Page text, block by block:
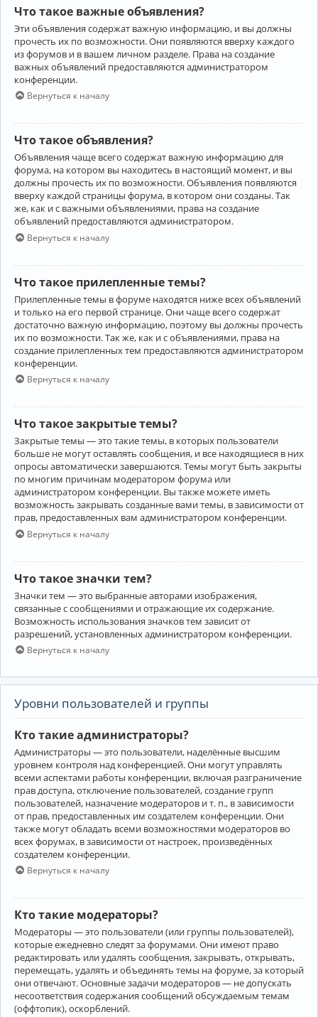
Что такое важные объявления?
Эти объявления содержат важную информацию, и вы должны
прочесть их по возможности. Они появляются вверху каждого
из форумов и в вашем личном разделе. Права на создание
важных объявлений предоставляются администратором
конференции.
Вернуться к началу
Что такое объявления?
Объявления чаще всего содержат важную информацию для
форума, на котором вы находитесь в настоящий момент, и вы
должны прочесть их по возможности. Объявления появляются
вверху каждой страницы форума, в котором они созданы. Так
же, как и с важными объявлениями, права на создание
объявлений предоставляются администратором.
Вернуться к началу
Что такое прилепленные темы?
Прилепленные темы в форуме находятся ниже всех объявлений
и только на его первой странице. Они чаще всего содержат
достаточно важную информацию, поэтому вы должны прочесть
их по возможности. Так же, как и с объявлениями, права на
создание прилепленных тем предоставляются администратором
конференции.
Вернуться к началу
Что такое закрытые темы?
Закрытые темы — это такие темы, в которых пользователи
больше не могут оставлять сообщения, и все находящиеся в них
опросы автоматически завершаются. Темы могут быть закрыты
по многим причинам модератором форума или
администратором конференции. Вы также можете иметь
возможность закрывать созданные вами темы, в зависимости от
прав, предоставленных вам администратором конференции.
Вернуться к началу
Что такое значки тем?
Значки тем — это выбранные авторами изображения,
связанные с сообщениями и отражающие их содержание.
Возможность использования значков тем зависит от
разрешений, установленных администратором конференции.
Вернуться к началу
Уровни пользователей и группы
Кто такие администраторы?
Администраторы — это пользователи, наделённые высшим
уровнем контроля над конференцией. Они могут управлять
всеми аспектами работы конференции, включая разграничение
прав доступа, отключение пользователей, создание групп
пользователей, назначение модераторов и т. п., в зависимости
от прав, предоставленных им создателем конференции. Они
также могут обладать всеми возможностями модераторов во
всех форумах, в зависимости от настроек, произведённых
создателем конференции.
Вернуться к началу
Кто такие модераторы?
Модераторы — это пользователи (или группы пользователей),
которые ежедневно следят за форумами. Они имеют право
редактировать или удалять сообщения, закрывать, открывать,
перемещать, удалять и объединять темы на форуме, за который
они отвечают. Основные задачи модераторов — не допускать
несоответствия содержания сообщений обсуждаемым темам
(оффтопик), оскорблений.